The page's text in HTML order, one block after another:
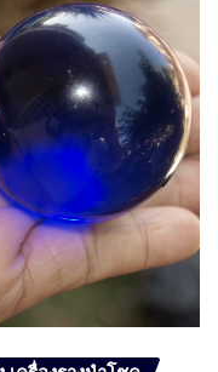
เครื่องรางนำโชค
าคราช แก้ว